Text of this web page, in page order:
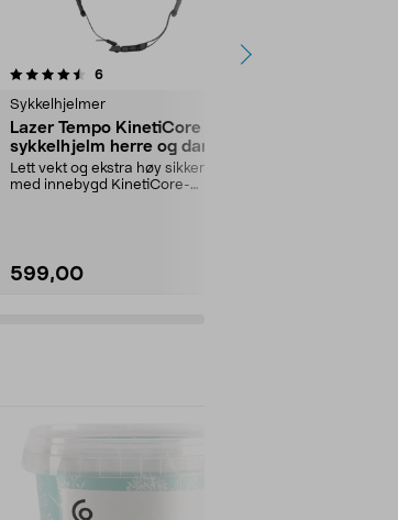
6anmeldelser
Sykkelhjelmer
Lazer Tempo KinetiCore
sykkelhjelm herre og dame,
svart
Lett vekt og ekstra høy sikkerhet
med innebygd KinetiCore-
599,00
4.5 av 5 stjerner